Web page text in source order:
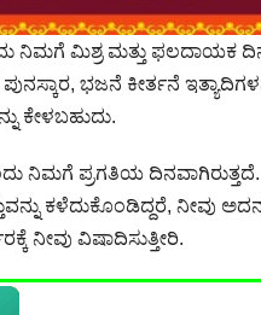
ನಿಮಗೆ ಮಿಶ್ರ ಮತ್ತು ಫಲದಾಯಕ
ಭಜನೆ ಕೀರ್ತನೆ
ಕೇಳಬಹುದು.
ನಿಮಗೆ ಪ್ರಗತಿಯ
ಕಳೆದುಕೊಂಡಿದ್ದರೆ, ನೀವು
ನೀವು ವಿಷಾದಿಸುತ್ತೀರಿ.